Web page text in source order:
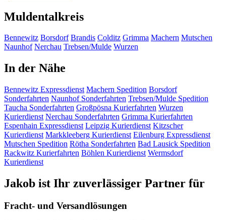
Muldentalkreis
Bennewitz Borsdorf Brandis Colditz Grimma Machern Mutschen
Naunhof Nerchau Trebsen/Mulde Wurzen
In der Nähe
Bennewitz Expressdienst Machern Spedition Borsdorf
Sonderfahrten Naunhof Sonderfahrten Trebsen/Mulde Spedition
Taucha Sonderfahrten Großpösna Kurierfahrten Wurzen
Kurierdienst Nerchau Sonderfahrten Grimma Kurierfahrten
Espenhain Expressdienst Leipzig Kurierdienst Kitzscher
Kurierdienst Markkleeberg Kurierdienst Eilenburg Expressdienst
Mutschen Spedition Rötha Sonderfahrten Bad Lausick Spedition
Rackwitz Kurierfahrten Böhlen Kurierdienst Wermsdorf
Kurierdienst
Jakob ist Ihr zuverlässiger Partner für
Fracht- und Versandlösungen